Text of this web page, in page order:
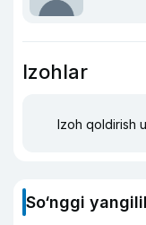
Izohlar
Izoh qoldirish
So‘nggi